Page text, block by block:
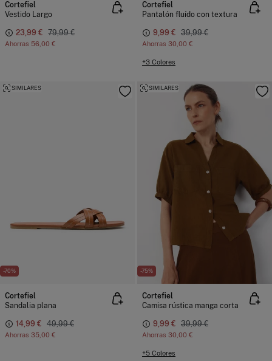
Cortefiel
Vestido Largo
23,99 € 79,99 €
Ahorras 56,00 €
Cortefiel
Pantalón fluído con textura
9,99 € 39,99 €
Ahorras 30,00 €
+3 Colores
-70%
SIMILARES
Cortefiel
Sandalia plana
14,99 € 49,99 €
Ahorras 35,00 €
-75%
SIMILARES
Cortefiel
Camisa rústica manga corta
9,99 € 39,99 €
Ahorras 30,00 €
+5 Colores